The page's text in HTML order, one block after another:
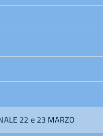
22 e 23 MARZO